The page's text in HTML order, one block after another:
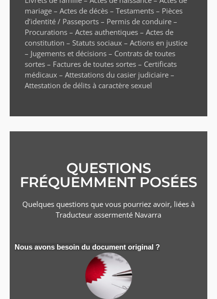
mariage – Actes de décès – Testaments – Pièces
d’identité / Passeports – Permis de conduire –
Procurations – Actes authentiques – Actes de
constitution – Statuts sociaux – Actions en justice
– Jugements et décisions – Contrats de toutes
sortes – Factures de toutes sortes – Certificats
médicaux – Attestations du casier judiciaire –
Attestation de délits à caractère sexuel
QUESTIONS
FRÉQUEMMENT POSÉES
Quelques questions que vous pourriez avoir, liées à
Traducteur assermenté Navarra
Nous avons besoin du document original ?